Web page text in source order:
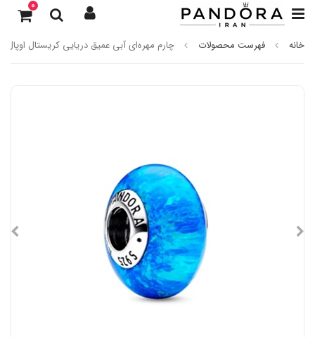
0
خانه فهرست محصولات چارم مهره‌ای آبی عمیق دریایی کریستال اوپال